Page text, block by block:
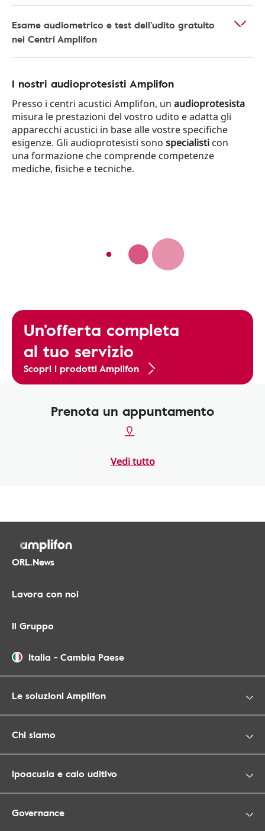
Esame audiometrico e test dell’udito gratuito
nei Centri Amplifon
I nostri audioprotesisti Amplifon
Presso i centri acustici Amplifon, un audioprotesista
misura le prestazioni del vostro udito e adatta gli
apparecchi acustici in base alle vostre specifiche
esigenze. Gli audioprotesisti sono specialisti con
una formazione che comprende competenze
mediche, fisiche e tecniche.
Un'offerta completa
al tuo servizio
Scopri i prodotti Amplifon
Prenota un appuntamento
Vedi tutto
ORL.News
Lavora con noi
Il Gruppo
Italia - Cambia Paese
Le soluzioni Amplifon
Chi siamo
Ipoacusia e calo uditivo
Governance